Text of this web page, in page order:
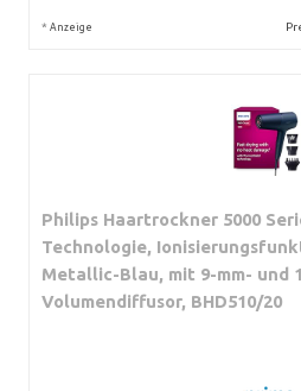
* Anzeige
Philips Haartrockner 5000
Technologie,
Metallic-Blau, mit 9-mm- und
Volumendiffusor, BHD510/20